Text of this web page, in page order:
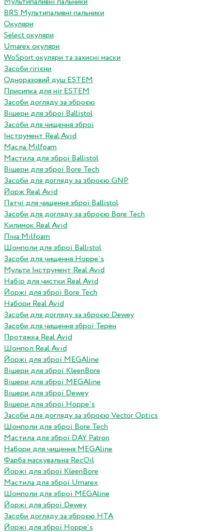
BRS Мультипаливні пальники
Окуляри
Select окуляри
Umarex окуляри
WoSport окуляри та захисні маски
Засоби гігієни
Одноразовий душ ESTEM
Присипка для ніг ESTEM
Засоби догляду за зброєю
Вішери для зброї Ballistol
Засоби для чищення зброї
Інструмент Real Avid
Масла Milfoam
Мастила для зброї Ballistol
Вішери для зброї Bore Tech
Засоби для догляду за зброєю GNP
Йорж Real Avid
Патчі для чищення зброї Ballistol
Засоби для догляду за зброєю Bore Tech
Килимок Real Avid
Піна Milfoam
Шомполи для зброї Ballistol
Засоби для чищення Hoppe`s
Мульти Інструмент Real Avid
Набір для чистки Real Avid
Йоржі для зброї Bore Tech
Набори Real Avid
Засоби для догляду за зброєю Dewey
Засоби для чищення зброї Терен
Протяжка Real Avid
Шомпол Real Avid
Йоржі для зброї MEGAline
Вішери для зброї KleenBore
Вішери для зброї MEGAline
Вішери для зброї Dewey
Вішери для зброї Hoppe`s
Засоби для догляду за зброєю Vector Optics
Шомполи для зброї Bore Tech
Мастила для зброї DAY Patron
Набори для чищення MEGAline
Фарба маскувальна RecOil
Йоржі для зброї KleenBore
Мастила для зброї Umarex
Шомполи для зброї MEGAline
Йоржі для зброї Dewey
Засоби догляду за зброєю HTA
Йоржі для зброї Hoppe`s